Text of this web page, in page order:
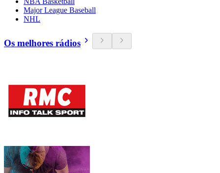
Major League Baseball
NHL
Os melhores rádios